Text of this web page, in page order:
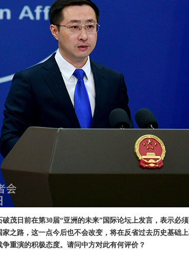
茂日前在第30届“亚洲的未来”国际论坛上发言，表示必
之路，这一点今后也不会改变，将在反省过去历史基础
重演的积极态度。请问中方对此有何评价？